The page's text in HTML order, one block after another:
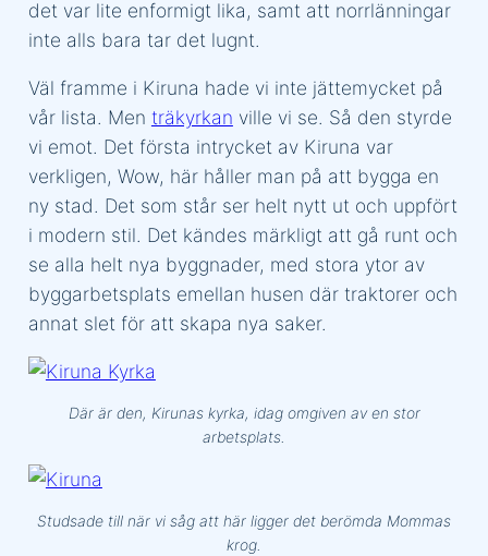
det var lite enformigt lika, samt att norrlänningar
inte alls bara tar det lugnt.
Väl framme i Kiruna hade vi inte jättemycket på
vår lista. Men träkyrkan ville vi se. Så den styrde
vi emot. Det första intrycket av Kiruna var
verkligen, Wow, här håller man på att bygga en
ny stad. Det som står ser helt nytt ut och uppfört
i modern stil. Det kändes märkligt att gå runt och
se alla helt nya byggnader, med stora ytor av
byggarbetsplats emellan husen där traktorer och
annat slet för att skapa nya saker.
Där är den, Kirunas kyrka, idag omgiven av en stor
arbetsplats.
Studsade till när vi såg att här ligger det berömda Mommas
krog.